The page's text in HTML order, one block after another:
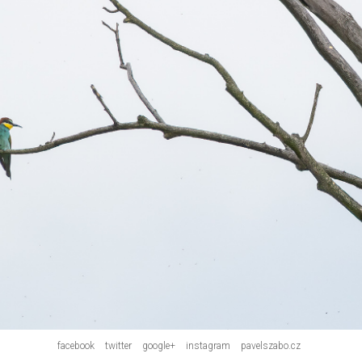
facebook twitter google+ instagram pavelszabo.cz